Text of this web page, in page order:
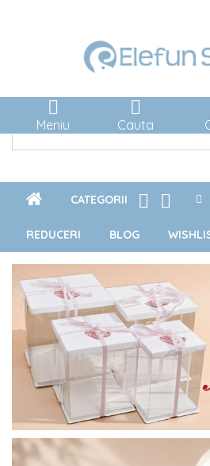

Meniu

Cauta
 
CATEGORII
REDUCERI BLOG